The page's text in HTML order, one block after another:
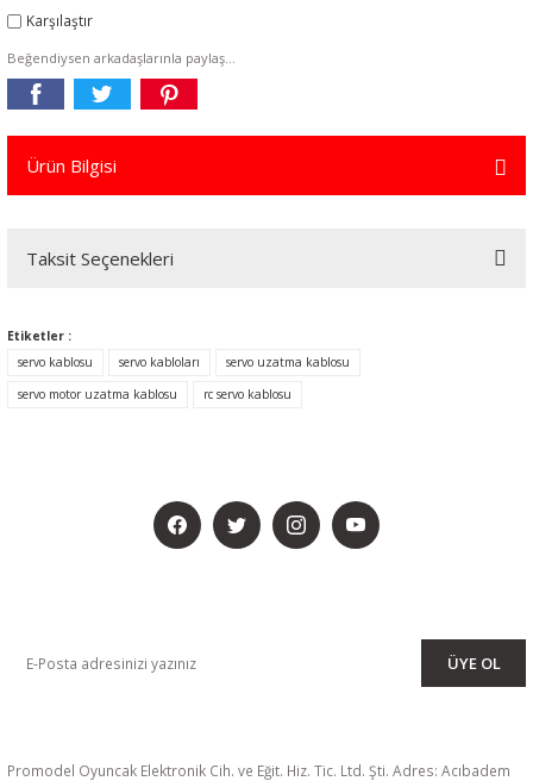
Karşılaştır
Beğendiysen arkadaşlarınla paylaş...
Ürün Bilgisi
Taksit Seçenekleri
Etiketler :
servo kablosu
servo kabloları
servo uzatma kablosu
servo motor uzatma kablosu
rc servo kablosu
ÜYE OL
Promodel Oyuncak Elektronik Cih. ve Eğit. Hiz. Tic. Ltd. Şti. Adres: Acıbadem